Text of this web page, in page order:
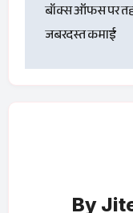
बॉक्स ऑफस पर
जबरदस्त कमाई
By